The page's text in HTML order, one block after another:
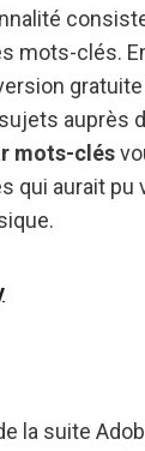
mots-clés.
gratuite
auprès
mots-clés
qui aurait pu
la suite